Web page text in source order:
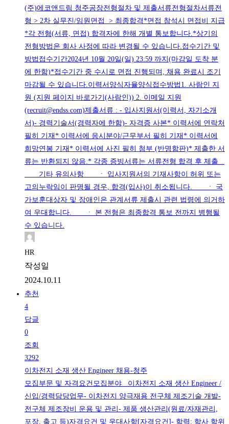
(주)에코앤드림 청주공장전형절차 및 제출서류전형절차서류전
형 > 2차 실무진/임원면접 > 최종합격*면접 참석시 면접비 지급
*각 전형(서류, 면접) 합격자에 한해 개별 통보합니다.*상기의
전형방법은 회사 사정에 따라 변경될 수 있습니다.접수기간 및
방법접수기간2024년 10월 20일(일) 23:59 까지(마감일 도착 분
에 한함)*접수기간 중 수시로 면접 진행되며, 채용 완료시 조기
마감될 수 있습니다.이력서양식자율양식접수방법1. 사람인 지
원 (지원 페이지 바로가기(사람인)) 2. 이메일 지원
(recruit@endss.com)제출서류 : - 입사지원서(이력서, 자기소개
서)- 경력기술서(경력자에 한함)- 자격증 사본* 이력서에 연락처
필히 기재* 이력서에 응시분야/근무부서 필히 기재* 이력서에
희망연봉 기재* 이력서에 사진 필히 첨부 (반명함판)* 제출한 서
류는 반환되지 않음.* 각종 증빙서류는 서류전형 합격 후 제출
기타 유의사항 ㆍ 입사지원서의 기재사항이 허위 또는
고의누락임이 판명될 경우, 합격(입사)이 취소됩니다. ㆍ 국
가보훈대상자 및 장애인은 관계서류 제출시 관련 법령에 의거하
여 우대합니다. ㆍ 본 전형은 최종합격 통보 전까지 병행될
수 있습니다.
HR
작성일
2024.10.11
추천
4
답글
0
조회
3292
이차전지 소재 생산 Engineer 채용-청주
모집부문 및 자격요건모집분야 이차전지 소재 생산 Engineer /
신입/경력담당업무- 이차전지 양극재용 전구체 제조기술 개발-
전구체 제조장비 운용 및 관리- 제품 생산관리(원료/자재관리,
포장, 출고 등)자격요건 및 우대사항[자격요건]- 학력: 학사 학위